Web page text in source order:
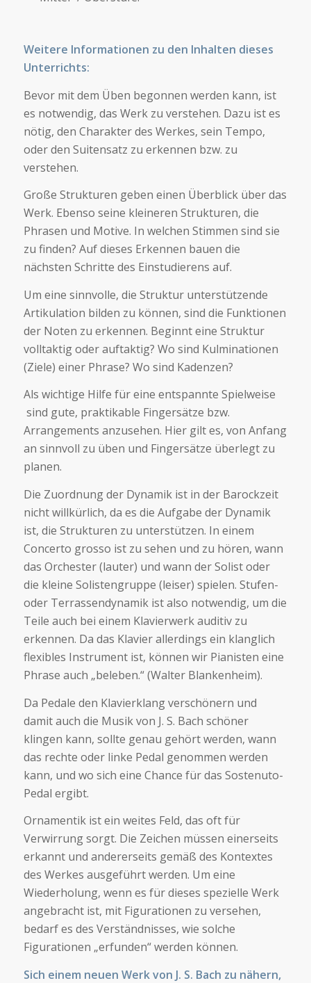
Weitere Informationen zu den Inhalten dieses
Unterrichts:
Bevor mit dem Üben begonnen werden kann, ist
es notwendig, das Werk zu verstehen. Dazu ist es
nötig, den Charakter des Werkes, sein Tempo,
oder den Suitensatz zu erkennen bzw. zu
verstehen.
Große Strukturen geben einen Überblick über das
Werk. Ebenso seine kleineren Strukturen, die
Phrasen und Motive. In welchen Stimmen sind sie
zu finden? Auf dieses Erkennen bauen die
nächsten Schritte des Einstudierens auf.
Um eine sinnvolle, die Struktur unterstützende
Artikulation bilden zu können, sind die Funktionen
der Noten zu erkennen. Beginnt eine Struktur
volltaktig oder auftaktig? Wo sind Kulminationen
(Ziele) einer Phrase? Wo sind Kadenzen?
Als wichtige Hilfe für eine entspannte Spielweise
sind gute, praktikable Fingersätze bzw.
Arrangements anzusehen. Hier gilt es, von Anfang
an sinnvoll zu üben und Fingersätze überlegt zu
planen.
Die Zuordnung der Dynamik ist in der Barockzeit
nicht willkürlich, da es die Aufgabe der Dynamik
ist, die Strukturen zu unterstützen. In einem
Concerto grosso ist zu sehen und zu hören, wann
das Orchester (lauter) und wann der Solist oder
die kleine Solistengruppe (leiser) spielen. Stufen-
oder Terrassendynamik ist also notwendig, um die
Teile auch bei einem Klavierwerk auditiv zu
erkennen. Da das Klavier allerdings ein klanglich
flexibles Instrument ist, können wir Pianisten eine
Phrase auch „beleben.“ (Walter Blankenheim).
Da Pedale den Klavierklang verschönern und
damit auch die Musik von J. S. Bach schöner
klingen kann, sollte genau gehört werden, wann
das rechte oder linke Pedal genommen werden
kann, und wo sich eine Chance für das Sostenuto-
Pedal ergibt.
Ornamentik ist ein weites Feld, das oft für
Verwirrung sorgt. Die Zeichen müssen einerseits
erkannt und andererseits gemäß des Kontextes
des Werkes ausgeführt werden. Um eine
Wiederholung, wenn es für dieses spezielle Werk
angebracht ist, mit Figurationen zu versehen,
bedarf es des Verständnisses, wie solche
Figurationen „erfunden“ werden können.
Sich einem neuen Werk von J. S. Bach zu nähern,